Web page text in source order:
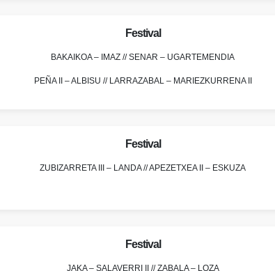
Festival
BAKAIKOA – IMAZ // SENAR – UGARTEMENDIA
PEÑA II – ALBISU // LARRAZABAL – MARIEZKURRENA II
Festival
ZUBIZARRETA III – LANDA // APEZETXEA II – ESKUZA
Festival
JAKA – SALAVERRI II // ZABALA – LOZA